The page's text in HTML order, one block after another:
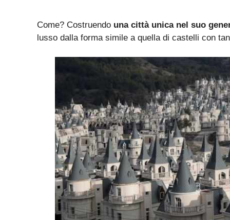
Come? Costruendo una città unica nel suo
lusso dalla forma simile a quella di castelli con